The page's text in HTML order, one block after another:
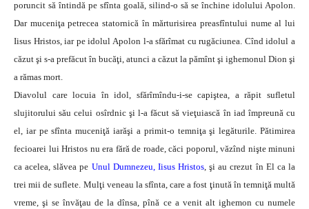
poruncit să întindă pe sfînta goală, silind-o să se închine idolului Apolon.
Dar muceniţa petrecea statornică în mărturisirea preasfîntului nume al lui
Iisus Hristos, iar pe idolul Apolon l-a sfărîmat cu rugăciunea. Cînd idolul a
căzut şi s-a prefăcut în bucăţi, atunci a căzut la pămînt şi ighemonul Dion şi
a rămas mort.
Diavolul care locuia în idol, sfărîmîndu-i-se capiştea, a răpit sufletul
slujitorului său celui osîrdnic şi l-a făcut să vieţuiască în iad împreună cu
el, iar pe sfînta muceniţă iarăşi a primit-o temniţa şi legăturile. Pătimirea
fecioarei lui Hristos nu era fără de roade, căci poporul, văzînd nişte minuni
ca acelea, slăvea pe Unul Dumnezeu, Iisus Hristos, şi au crezut în El ca la
trei mii de suflete. Mulţi veneau la sfînta, care a fost ţinută în temniţă multă
vreme, şi se învăţau de la dînsa, pînă ce a venit alt ighemon cu numele